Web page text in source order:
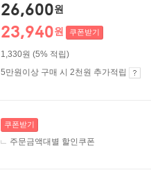
26,600원
23,940원 쿠폰받기
1,330원 (5% 적립)
5만원이상 구매 시 2천원 추가적립
쿠폰받기
주문금액대별 할인쿠폰